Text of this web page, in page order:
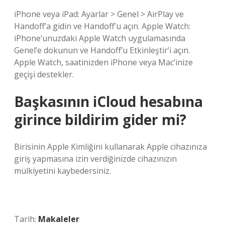
iPhone veya iPad: Ayarlar > Genel > AirPlay ve
Handoff’a gidin ve Handoff’u açın. Apple Watch:
iPhone’unuzdaki Apple Watch uygulamasında
Genel’e dokunun ve Handoff’u Etkinleştir’i açın.
Apple Watch, saatinizden iPhone veya Mac’inize
geçişi destekler.
Başkasının iCloud hesabına
girince bildirim gider mi?
Birisinin Apple Kimliğini kullanarak Apple cihazınıza
giriş yapmasına izin verdiğinizde cihazınızın
mülkiyetini kaybedersiniz.
Tarih: Makaleler